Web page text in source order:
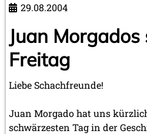
29.08.2004
Juan
Freitag
Liebe Schachfreunde!
Juan Morgado hat uns
schwärzesten Tag in der